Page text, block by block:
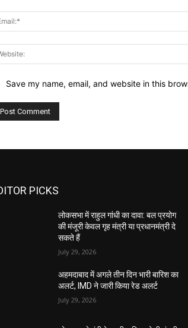
Save my name, email, and website in this
PICKS
लोकसभा में राहुल गांधी का दावा: बल प्रयोग
की मंजूरी केवल गृह मंत्री या प्रधानमंत्री दे
सकते हैं
July 29, 2026
अहमदाबाद में अगले तीन दिन भारी बारिश का
अलर्ट, IMD ने जारी किया रेड अलर्ट
July 29, 2026